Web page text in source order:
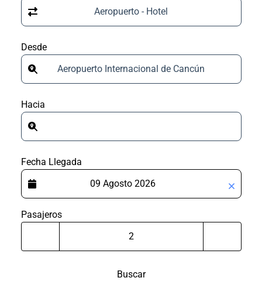
Aeropuerto - Hotel
Desde
Aeropuerto Internacional de Cancún
Hacia
Fecha Llegada
Pasajeros
Buscar